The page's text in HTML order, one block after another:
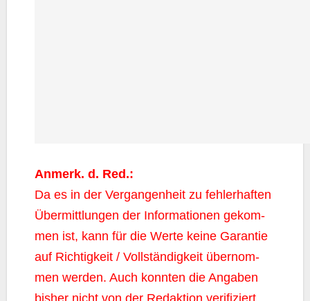
Anmerk. d. Red.:
Da es in der Ver­gan­gen­heit zu feh­ler­haf­ten
Über­mitt­lun­gen der Infor­ma­tio­nen gekom­
men ist, kann für die Wer­te kei­ne Garan­tie
auf Rich­tig­keit / Voll­stän­dig­keit über­nom­
men wer­den. Auch konn­ten die Anga­ben
bis­her nicht von der Redak­ti­on veri­fi­ziert